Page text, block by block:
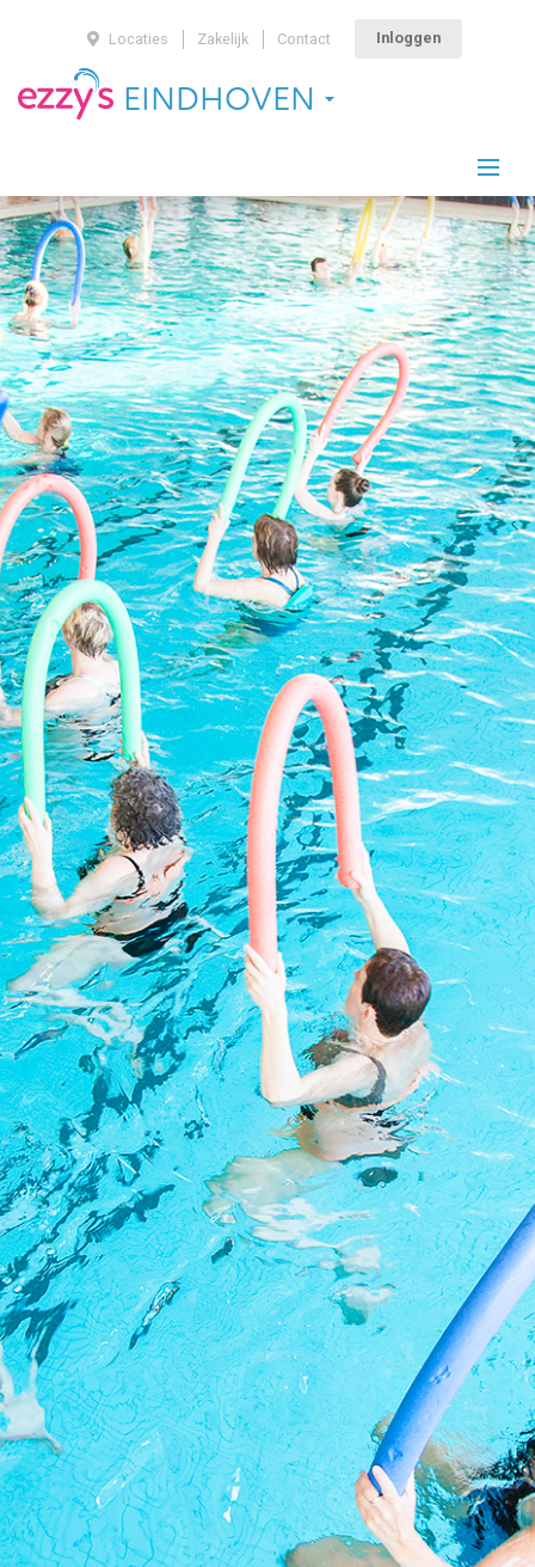
EINDHOVEN
Locaties Zakelijk Contact Inloggen